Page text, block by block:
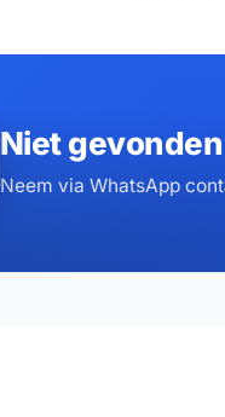
Niet
Neem via WhatsApp